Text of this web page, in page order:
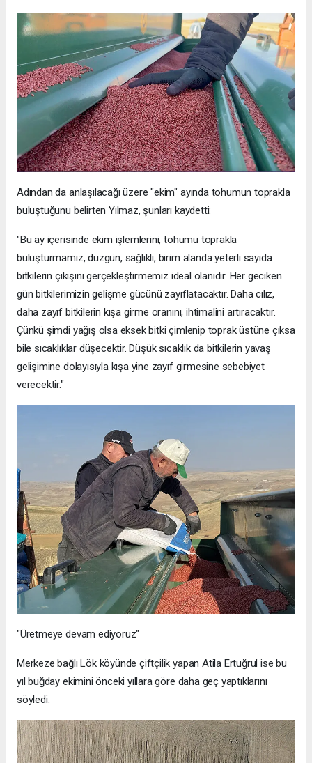
Adından da anlaşılacağı üzere "ekim" ayında tohumun toprakla
buluştuğunu belirten Yılmaz, şunları kaydetti:
"Bu ay içerisinde ekim işlemlerini, tohumu toprakla
buluşturmamız, düzgün, sağlıklı, birim alanda yeterli sayıda
bitkilerin çıkışını gerçekleştirmemiz ideal olanıdır. Her geciken
gün bitkilerimizin gelişme gücünü zayıflatacaktır. Daha cılız,
daha zayıf bitkilerin kışa girme oranını, ihtimalini artıracaktır.
Çünkü şimdi yağış olsa eksek bitki çimlenip toprak üstüne çıksa
bile sıcaklıklar düşecektir. Düşük sıcaklık da bitkilerin yavaş
gelişimine dolayısıyla kışa yine zayıf girmesine sebebiyet
verecektir."
"Üretmeye devam ediyoruz"
Merkeze bağlı Lök köyünde çiftçilik yapan Atila Ertuğrul ise bu
yıl buğday ekimini önceki yıllara göre daha geç yaptıklarını
söyledi.